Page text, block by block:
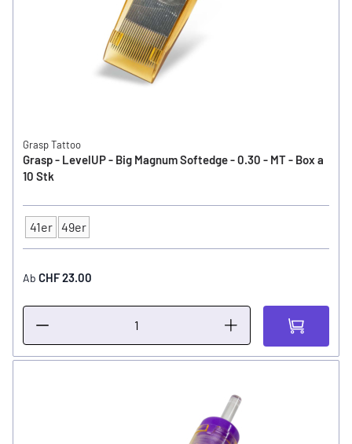
Grasp Tattoo
Grasp - LevelUP - Big Magnum Softedge - 0.30 - MT - Box a
10 Stk
Typ
41er 49er
Ab CHF 23.00